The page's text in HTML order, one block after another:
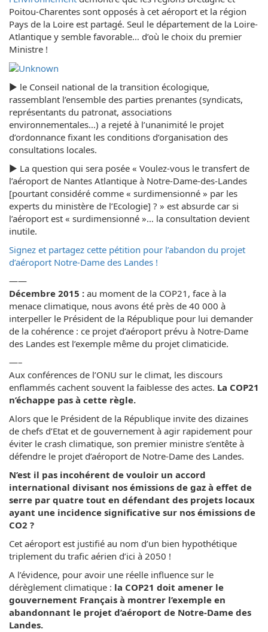
Poitou-Charentes sont opposés à cet aéroport et la région
Pays de la Loire est partagé. Seul le département de la Loire-
Atlantique y semble favorable… d’où le choix du premier
Ministre !
► le Conseil national de la transition écologique,
rassemblant l’ensemble des parties prenantes (syndicats,
représentants du patronat, associations
environnementales…) a rejeté à l’unanimité le projet
d’ordonnance fixant les conditions d’organisation des
consultations locales.
► La question qui sera posée « Voulez-vous le transfert de
l’aéroport de Nantes Atlantique à Notre-Dame-des-Landes
[pourtant considéré comme « surdimensionné » par les
experts du ministère de l’Ecologie] ? » est absurde car si
l’aéroport est « surdimensionné »… la consultation devient
inutile.
Signez et partagez cette pétition pour l’abandon du projet
d’aéroport Notre-Dame des Landes !
——
Décembre 2015 : au moment de la COP21, face à la
menace climatique, nous avons été près de 40 000 à
interpeller le Président de la République pour lui demander
de la cohérence : ce projet d’aéroport prévu à Notre-Dame
des Landes est l’exemple même du projet climaticide.
—–
Aux conférences de l’ONU sur le climat, les discours
enflammés cachent souvent la faiblesse des actes. La COP21
n’échappe pas à cette règle.
Alors que le Président de la République invite des dizaines
de chefs d’Etat et de gouvernement à agir rapidement pour
éviter le crash climatique, son premier ministre s’entête à
défendre le projet d’aéroport de Notre-Dame des Landes.
N’est il pas incohérent de vouloir un accord
international divisant nos émissions de gaz à effet de
serre par quatre tout en défendant des projets locaux
ayant une incidence significative sur nos émissions de
CO2 ?
Cet aéroport est justifié au nom d’un bien hypothétique
triplement du trafic aérien d’ici à 2050 !
A l’évidence, pour avoir une réelle influence sur le
dérèglement climatique : la COP21 doit amener le
gouvernement Français à montrer l’exemple en
abandonnant le projet d’aéroport de Notre-Dame des
Landes.